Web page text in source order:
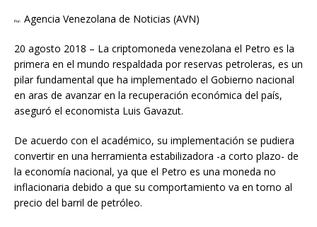
Por: Agencia Venezolana de Noticias (AVN)
20 agosto 2018 – La criptomoneda venezolana el Petro es la
primera en el mundo respaldada por reservas petroleras, es un
pilar fundamental que ha implementado el Gobierno nacional
en aras de avanzar en la recuperación económica del país,
aseguró el economista Luis Gavazut.
De acuerdo con el académico, su implementación se pudiera
convertir en una herramienta estabilizadora -a corto plazo- de
la economía nacional, ya que el Petro es una moneda no
inflacionaria debido a que su comportamiento va en torno al
precio del barril de petróleo.